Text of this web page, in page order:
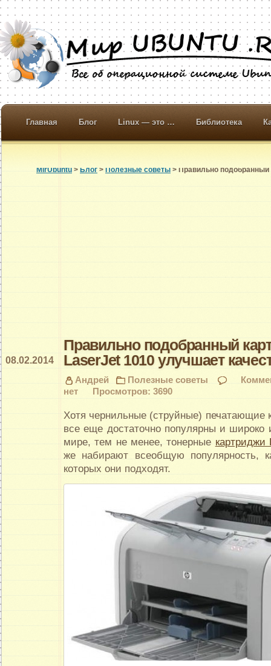
Главная Блог Linux — это … Библиотека
MirUbuntu > Блог > Полезные советы > Правильно подобранный
Правильно подобранный
LaserJet 1010 улучшает
08.02.2014
Андрей
Полезные советы
нет
Просмотров: 3690
Хотя чернильные (струйные) печатающие
все еще достаточно популярны и широко
мире, тем не менее, тонерные картриджи
же набирают всеобщую популярность,
которых они подходят.